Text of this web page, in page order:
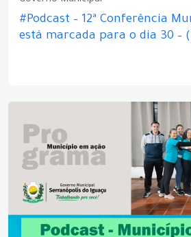
#Podcast – 12ª Conferência
está marcada para o dia 30 –